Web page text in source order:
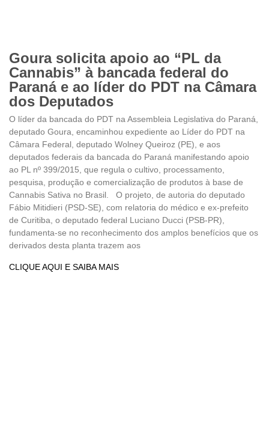
Goura solicita apoio ao “PL da
Cannabis” à bancada federal do
Paraná e ao líder do PDT na Câmara
dos Deputados
O líder da bancada do PDT na Assembleia Legislativa do Paraná,
deputado Goura, encaminhou expediente ao Líder do PDT na
Câmara Federal, deputado Wolney Queiroz (PE), e aos
deputados federais da bancada do Paraná manifestando apoio
ao PL nº 399/2015, que regula o cultivo, processamento,
pesquisa, produção e comercialização de produtos à base de
Cannabis Sativa no Brasil. O projeto, de autoria do deputado
Fábio Mitidieri (PSD-SE), com relatoria do médico e ex-prefeito
de Curitiba, o deputado federal Luciano Ducci (PSB-PR),
fundamenta-se no reconhecimento dos amplos benefícios que os
derivados desta planta trazem aos
CLIQUE AQUI E SAIBA MAIS